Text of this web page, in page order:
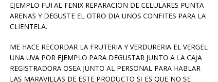
EJEMPLO FUI AL FENIX REPARACION DE CELULARES PUNTA
ARENAS Y DEGUSTE EL OTRO DIA UNOS CONFITES PARA LA
CLIENTELA.
ME HACE RECORDAR LA FRUTERIA Y VERDURERIA EL VERGEL
UNA UVA POR EJEMPLO PARA DEGUSTAR JUNTO A LA CAJA
REGISTRADORA OSEA JUNTO AL PERSONAL PARA HABLAR
LAS MARAVILLAS DE ESTE PRODUCTO SI ES QUE NO SE